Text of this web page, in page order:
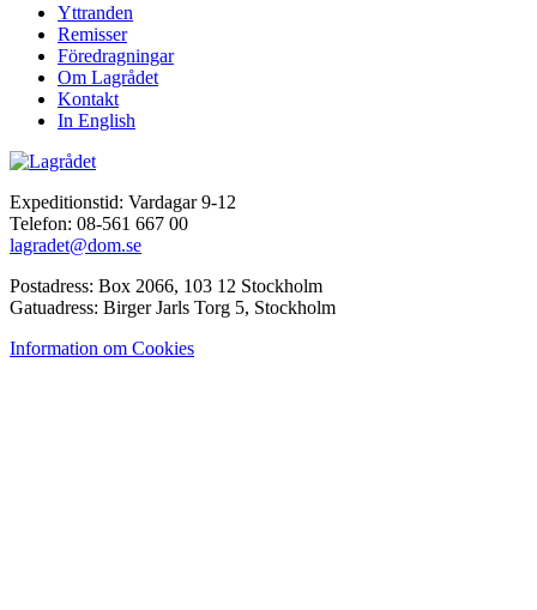
Yttranden
Remisser
Föredragningar
Om Lagrådet
Kontakt
In English
Expeditionstid: Vardagar 9-12
Telefon: 08-561 667 00
lagradet@dom.se
Postadress: Box 2066, 103 12 Stockholm
Gatuadress: Birger Jarls Torg 5, Stockholm
Information om Cookies